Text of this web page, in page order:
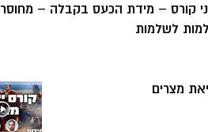
קורס – מידת הכעס בקבלה – מחוסר
לשלמות
מצרים